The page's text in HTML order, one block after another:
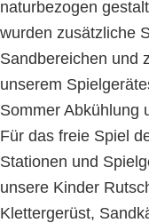
naturbezogen
wurden zusätzliche
Sandbereichen und
unserem
Sommer Abkühlung
Für das freie Spiel
Stationen und
unsere Kinder
Klettergerüst,